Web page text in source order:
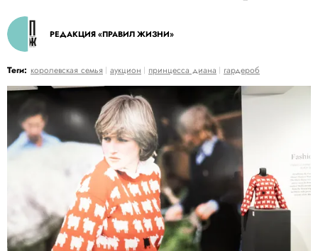
РЕДАКЦИЯ «ПРАВИЛ ЖИЗНИ»
Теги: королевская семья аукцион принцесса диана гардероб